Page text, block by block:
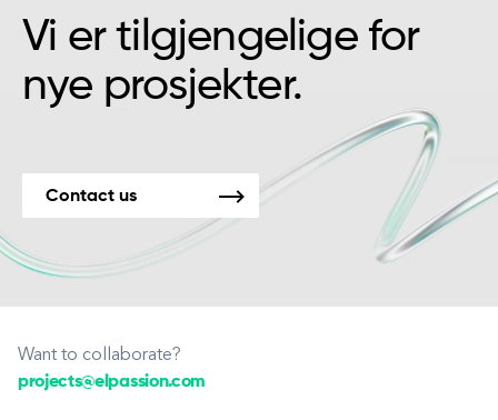
Vi er tilgjengelige for
nye prosjekter.
Contact us
Want to collaborate?
projects@elpassion.com